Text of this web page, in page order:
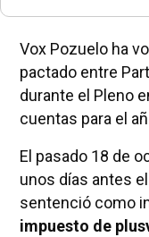
Vox Pozuelo ha
pactado entre
durante el Pleno
cuentas para el
El pasado 18 de
unos días antes
sentenció como
impuesto de